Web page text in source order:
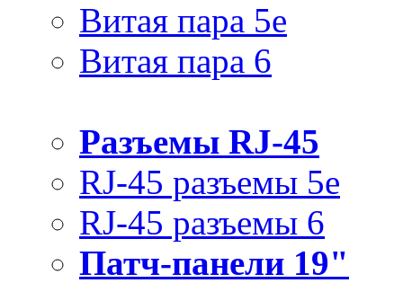
Витая пара 5e
Витая пара 6
Разъемы RJ-45
RJ-45 разъемы 5e
RJ-45 разъемы 6
Патч-панели 19"